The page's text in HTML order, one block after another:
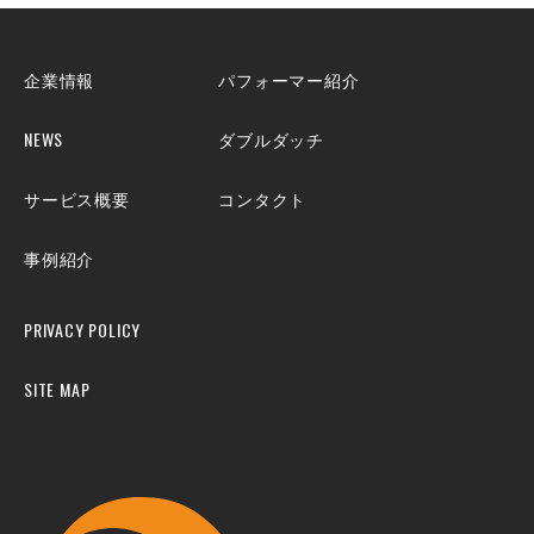
企業情報
NEWS
サービス概要
事例紹介
パフォーマー紹介
ダブルダッチ
コンタクト
PRIVACY POLICY
SITE MAP